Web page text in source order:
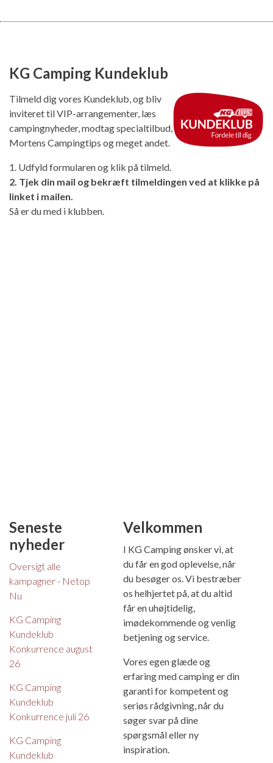
KG Camping Kundeklub
Tilmeld dig vores Kundeklub, og bliv
inviteret til VIP-arrangementer, læs
campingnyheder, modtag specialtilbud,
Mortens Campingtips og meget andet.
1. Udfyld formularen og klik på tilmeld.
2. Tjek din mail og bekræft tilmeldingen ved at klikke på
linket i mailen.
Så er du med i klubben.
Seneste
nyheder
Oversigt alle
kampagner - Netop
Nu
KG Camping
Kundeklub
Konkurrence august
26
KG Camping
Kundeklub
Konkurrence juli 26
KG Camping
Kundeklub
Velkommen
I KG Camping ønsker vi, at
du får en god oplevelse, når
du besøger os. Vi bestræber
os helhjertet på, at du altid
får en uhøjtidelig,
imødekommende og venlig
betjening og service.
Vores egen glæde og
erfaring med camping er din
garanti for kompetent og
seriøs rådgivning, når du
søger svar på dine
spørgsmål eller ny
inspiration.